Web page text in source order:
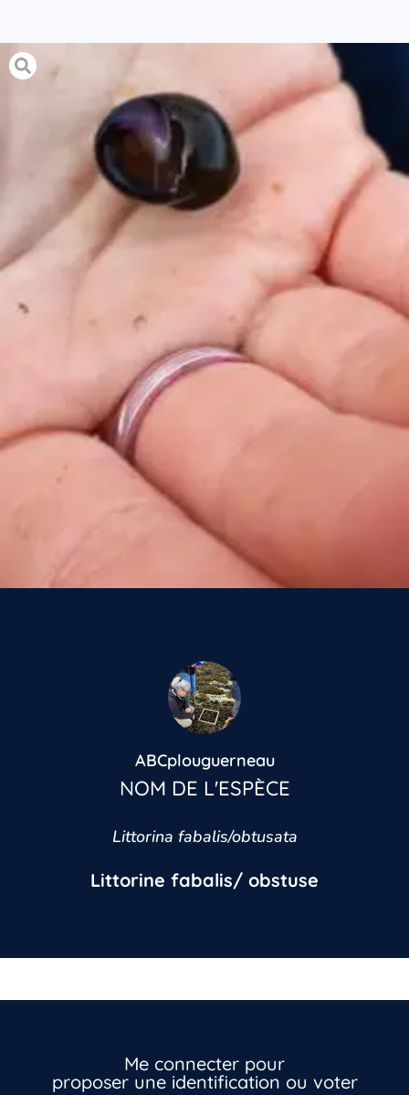
ABCplouguerneau
NOM DE L'ESPÈCE
Littorina fabalis/obtusata
Littorine fabalis/ obstuse
Me connecter pour
proposer une identification ou voter